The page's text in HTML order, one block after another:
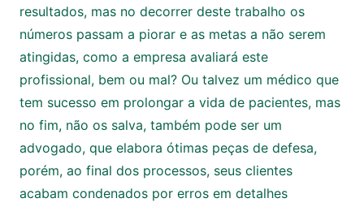
resultados, mas no decorrer deste trabalho os
números passam a piorar e as metas a não serem
atingidas, como a empresa avaliará este
profissional, bem ou mal? Ou talvez um médico que
tem sucesso em prolongar a vida de pacientes, mas
no fim, não os salva, também pode ser um
advogado, que elabora ótimas peças de defesa,
porém, ao final dos processos, seus clientes
acabam condenados por erros em detalhes